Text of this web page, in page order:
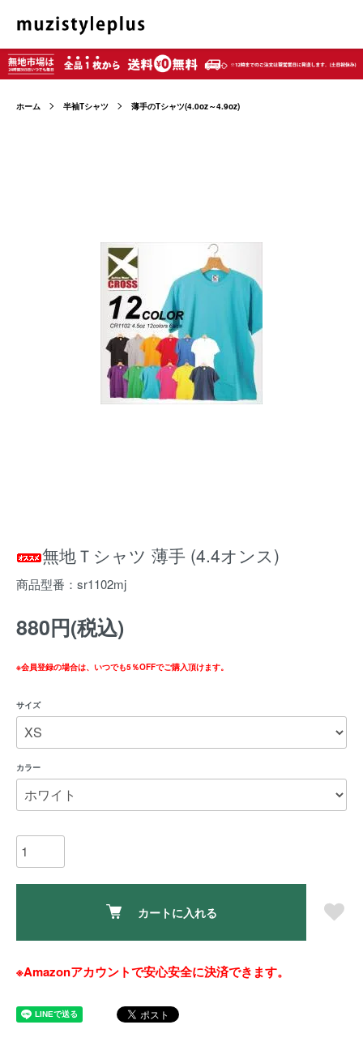
ホーム 半袖Tシャツ 薄手のTシャツ(4.0oz～4.9oz)
無地Ｔシャツ 薄手 (4.4オンス)
商品型番：sr1102mj
880円(税込)
※会員登録の場合は、いつでも5％OFFでご購入頂けます。
サイズ
カラー
カートに入れる
※Amazonアカウントで安心安全に決済できます。